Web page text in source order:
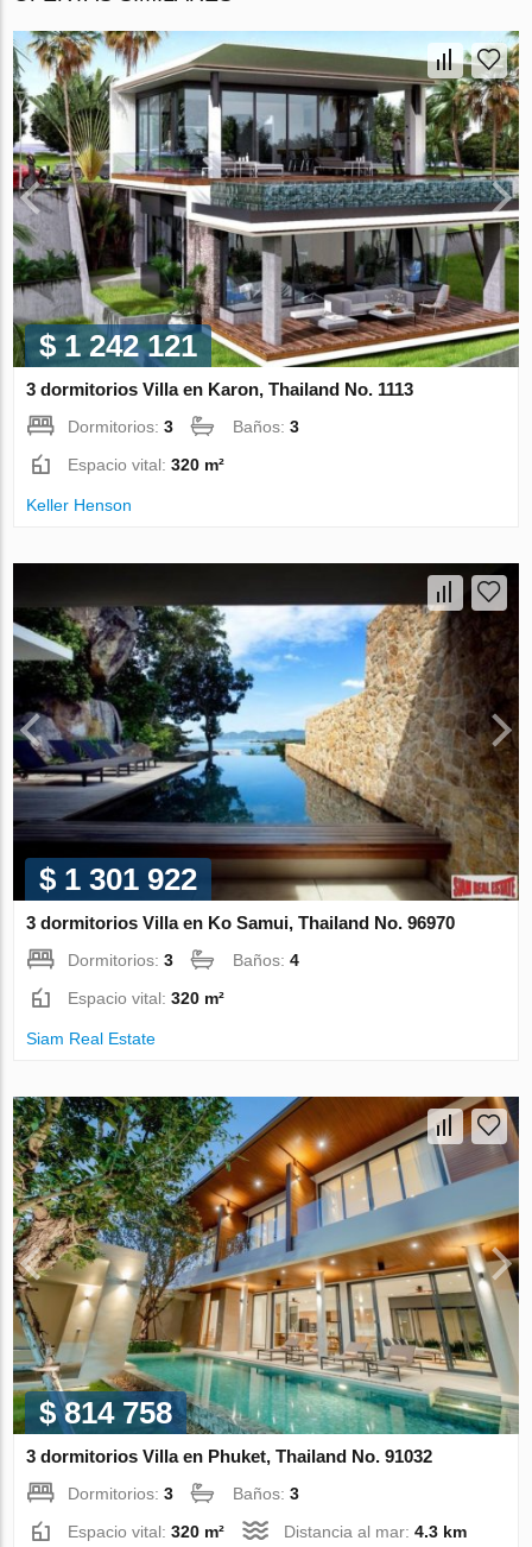
$ 1 242 121
3 dormitorios Villa en Karon, Thailand No. 1113
Dormitorios:3 Baños:3
Espacio vital:320 m²
Keller Henson
$ 1 301 922
3 dormitorios Villa en Ko Samui, Thailand No. 96970
Dormitorios:3 Baños:4
Espacio vital:320 m²
Siam Real Estate
$ 814 758
3 dormitorios Villa en Phuket, Thailand No. 91032
Dormitorios:3 Baños:3
Espacio vital:320 m² Distancia al mar:4.3 km